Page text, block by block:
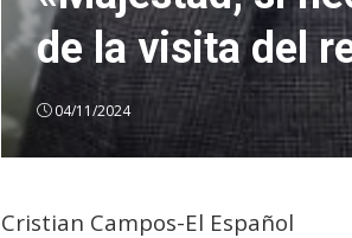
de la visita del
04/11/2024
Cristian Campos-El Español